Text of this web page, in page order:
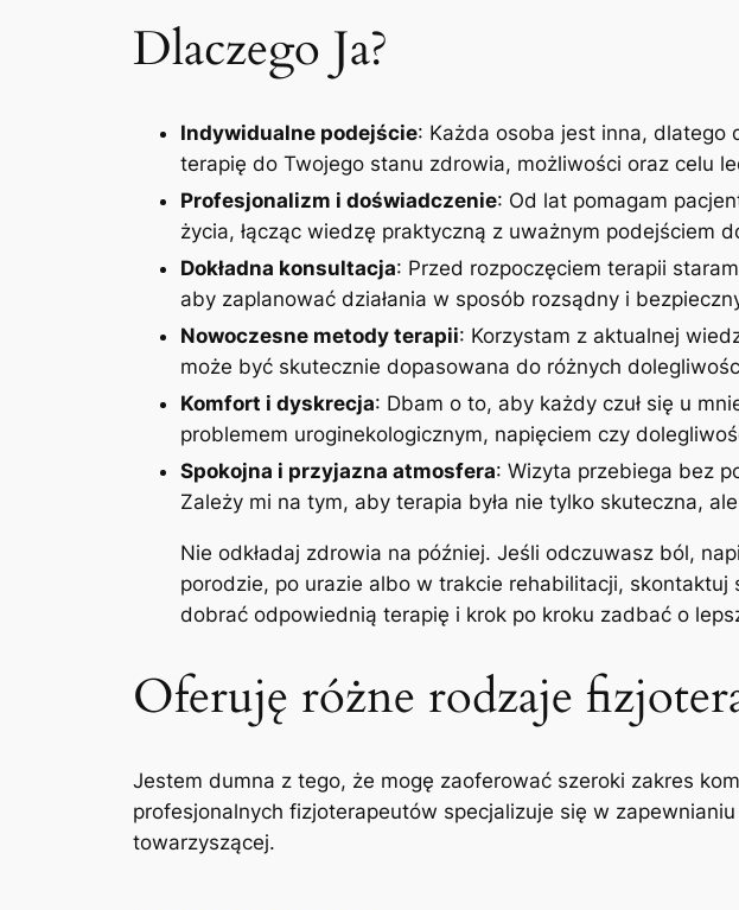
Dlaczego Ja?
Indywidualne podejście: Każda osoba jest inna, dlatego
terapię do Twojego stanu zdrowia, możliwości oraz celu
Profesjonalizm i doświadczenie: Od lat pomagam
życia, łącząc wiedzę praktyczną z uważnym podejściem
Dokładna konsultacja: Przed rozpoczęciem terapii
aby zaplanować działania w sposób rozsądny i
Nowoczesne metody terapii: Korzystam z aktualnej
może być skutecznie dopasowana do różnych
Komfort i dyskrecja: Dbam o to, aby każdy czuł się u
problemem uroginekologicznym, napięciem czy
Spokojna i przyjazna atmosfera: Wizyta przebiega bez
Zależy mi na tym, aby terapia była nie tylko skuteczna,
Nie odkładaj zdrowia na później. Jeśli odczuwasz ból,
porodzie, po urazie albo w trakcie rehabilitacji, skontaktuj
dobrać odpowiednią terapię i krok po kroku zadbać o
Oferuję różne rodzaje
Jestem dumna z tego, że mogę zaoferować szeroki zakres
profesjonalnych fizjoterapeutów specjalizuje się w
towarzyszącej.